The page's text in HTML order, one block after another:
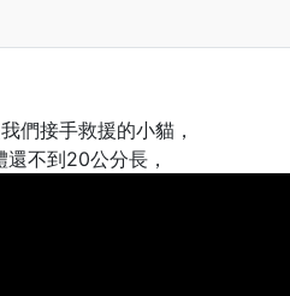
們接手救援的小貓，
不到20公分長，